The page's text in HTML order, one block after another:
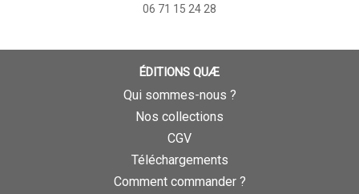
06 71 15 24 28
ÉDITIONS QUÆ
Qui sommes-nous ?
Nos collections
CGV
Téléchargements
Comment commander ?